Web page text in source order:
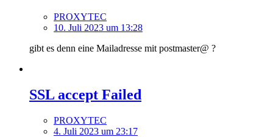
PROXYTEC
10. Juli 2023 um 13:28
gibt es denn eine Mailadresse mit postmaster@ ?
SSL accept Failed
PROXYTEC
4. Juli 2023 um 23:17